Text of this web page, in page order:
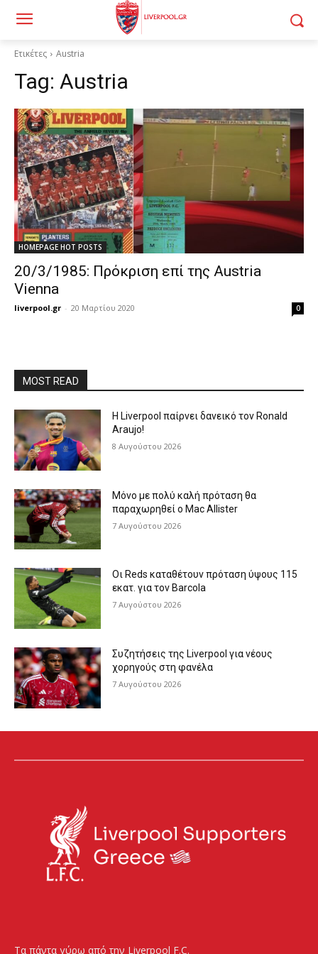
Ετικέτες Austria
Tag: Austria
HOMEPAGE HOT POSTS
20/3/1985: Πρόκριση επί της Austria
Vienna
liverpool.gr - 20 Μαρτίου 2020 0
MOST READ
Η Liverpool παίρνει δανεικό τον Ronald
Araujo!
8 Αυγούστου 2026
Μόνο με πολύ καλή πρόταση θα
παραχωρηθεί ο Mac Allister
7 Αυγούστου 2026
Οι Reds καταθέτουν πρόταση ύψους 115
εκατ. για τον Barcola
7 Αυγούστου 2026
Συζητήσεις της Liverpool για νέους
χορηγούς στη φανέλα
7 Αυγούστου 2026
Τα πάντα γύρω από την Liverpool F.C.